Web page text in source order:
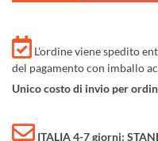
L'ordine viene spedito
del pagamento con imballo
Unico costo di invio per
ITALIA 4-7 giorni: